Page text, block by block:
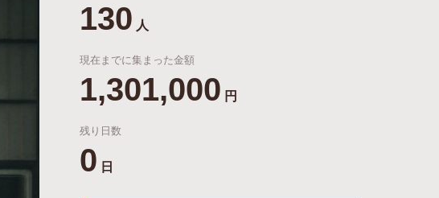
ジェクト
130 人
現在までに集まった金額
1,301,000 円
残り日数
0 日